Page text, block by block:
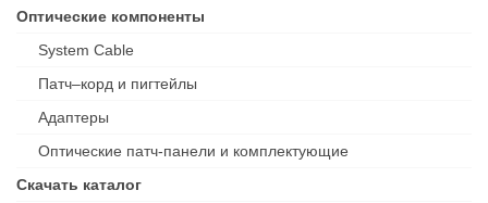
Оптические компоненты
System Cable
Патч–корд и пигтейлы
Адаптеры
Оптические патч-панели и комплектующие
Скачать каталог